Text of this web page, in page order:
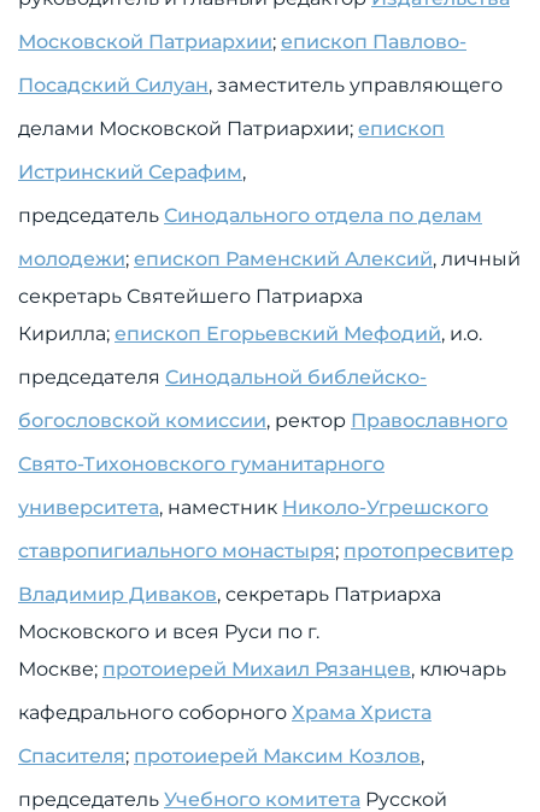
Московской Патриархии; епископ Павлово-
Посадский Силуан, заместитель управляющего
делами Московской Патриархии; епископ
Истринский Серафим,
председатель Синодального отдела по делам
молодежи; епископ Раменский Алексий, личный
секретарь Святейшего Патриарха
Кирилла; епископ Егорьевский Мефодий, и.о.
председателя Синодальной библейско-
богословской комиссии, ректор Православного
Свято-Тихоновского гуманитарного
университета, наместник Николо-Угрешского
ставропигиального монастыря; протопресвитер
Владимир Диваков, секретарь Патриарха
Московского и всея Руси по г.
Москве; протоиерей Михаил Рязанцев, ключарь
кафедрального соборного Храма Христа
Спасителя; протоиерей Максим Козлов,
председатель Учебного комитета Русской